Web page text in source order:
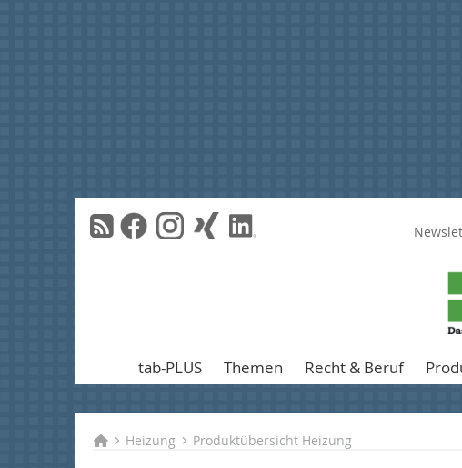
tab-PLUS Themen Recht & Beruf
Heizung Produktübersicht Heizung